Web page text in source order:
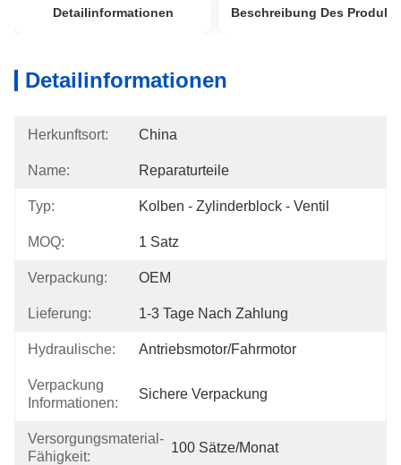
Detailinformationen Beschreibung Des
Detailinformationen
Herkunftsort: China
Name: Reparaturteile
Typ: Kolben - Zylinderblock - Ventil
MOQ: 1 Satz
Verpackung: OEM
Lieferung: 1-3 Tage Nach Zahlung
Hydraulische: Antriebsmotor/Fahrmotor
Verpackung
Informationen:
Sichere Verpackung
Versorgungsmaterial-
Fähigkeit:
100 Sätze/Monat